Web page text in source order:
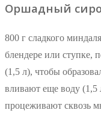
Оршадный
800 г сладкого
блендере или ступке,
(1,5 л), чтобы
вливают еще воду (1,5
процеживают сквозь